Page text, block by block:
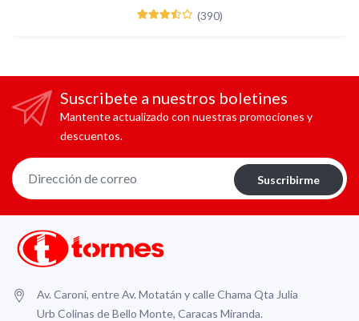
(390)
Suscribete a nuestros boletines
Mantente actualizado con nuestras promociones y
descuentos.
Suscribirme
Av. Caroní, entre Av. Motatán y calle Chama Qta Julia
Urb Colinas de Bello Monte, Caracas Miranda.